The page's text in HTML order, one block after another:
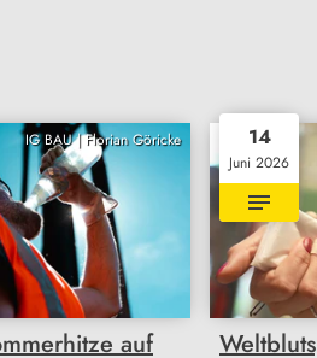
IG BAU | Florian Göricke
auf
14
Juni 2026